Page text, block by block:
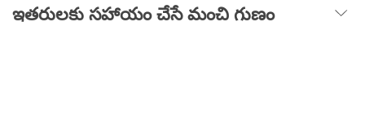
ఇతరులకు సహాయం చేసే మంచి గుణం